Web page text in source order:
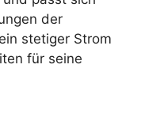
der
stetiger Strom
für seine